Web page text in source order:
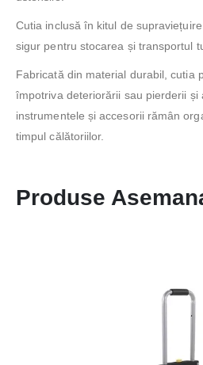
Cutia inclusă în kitul de
sigur pentru stocarea și transportul
Fabricată din material durabil, cutia
împotriva deteriorării sau pierderii și
instrumentele și accesorii rămân
timpul călătoriilor.
Produse